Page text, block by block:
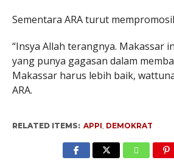
Sementara ARA turut
“Insya Allah terangnya. Makassar
yang punya gagasan dalam
Makassar harus lebih baik,
ARA.
RELATED ITEMS: APPI DEMOKRAT